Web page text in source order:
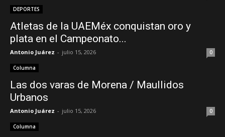
DEPORTES
Atletas de la UAEMéx conquistan oro y
plata en el Campeonato...
Antonio Juárez - julio 15, 2026 0
Columna
Las dos varas de Morena / Maullidos
Urbanos
Antonio Juárez - julio 15, 2026 0
Columna